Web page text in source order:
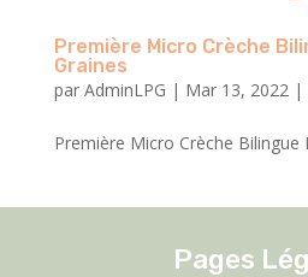
Première Micro Crèche
Graines
par AdminLPG | Mar 13, 2022|
Première Micro Crèche Bilingue
Pages